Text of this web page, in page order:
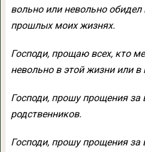
вольно или невольно обидел
прошлых моих жизнях.
Господи, прощаю всех, кто
невольно в этой жизни или
Господи, прошу прощения за
родственников.
Господи, прошу прощения